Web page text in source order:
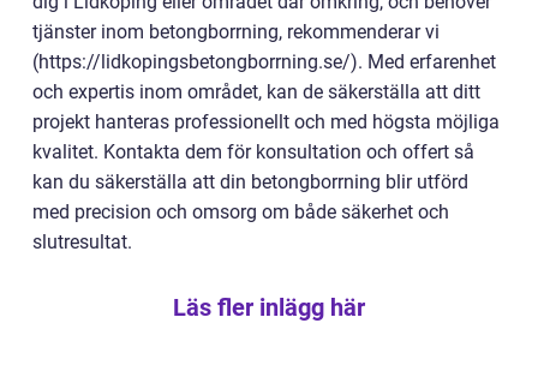
tjänster inom betongborrning, rekommenderar vi
(https://lidkopingsbetongborrning.se/). Med erfarenhet
och expertis inom området, kan de säkerställa att ditt
projekt hanteras professionellt och med högsta möjliga
kvalitet. Kontakta dem för konsultation och offert så
kan du säkerställa att din betongborrning blir utförd
med precision och omsorg om både säkerhet och
slutresultat.
Läs fler inlägg här